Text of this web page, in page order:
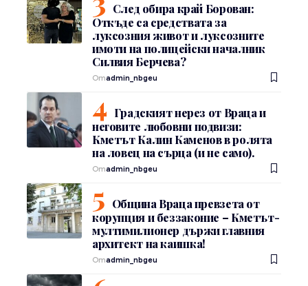
След обира край Борован:
Откъде са средствата за
луксозния живот и луксозните
имоти на полицейски началник
Силвия Берчева?
Отadmin_nbgeu
Градският нерез от Враца и
неговите любовни подвизи:
Кметът Калин Каменов в ролята
на ловец на сърца (и не само).
Отadmin_nbgeu
Община Враца превзета от
корупция и беззаконие – Кметът-
мултимилионер държи главния
архитект на каишка!
Отadmin_nbgeu